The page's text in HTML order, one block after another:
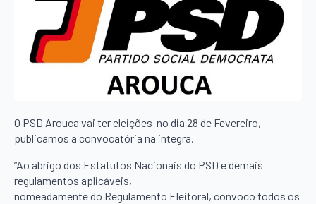
O PSD Arouca vai ter eleições no dia 28 de Fevereiro,
publicamos a convocatória na integra.
“Ao abrigo dos Estatutos Nacionais do PSD e demais
regulamentos aplicáveis,
nomeadamente do Regulamento Eleitoral, convoco todos os